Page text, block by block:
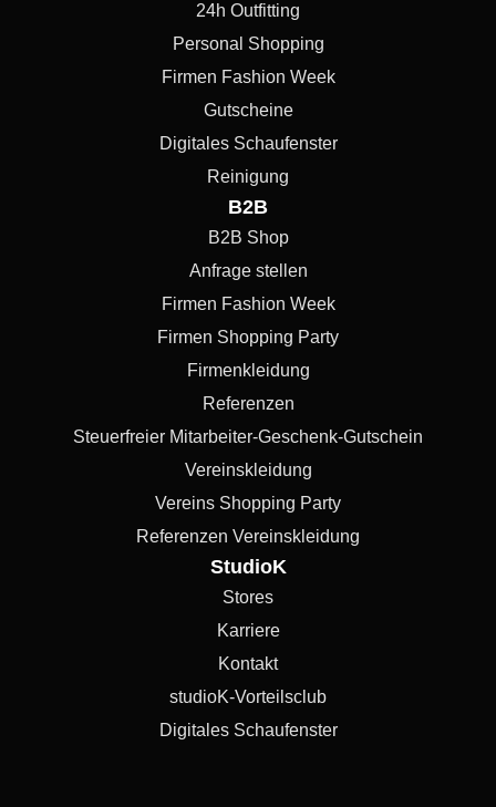
24h Outfitting
Personal Shopping
Firmen Fashion Week
Gutscheine
Digitales Schaufenster
Reinigung
B2B
B2B Shop
Anfrage stellen
Firmen Fashion Week
Firmen Shopping Party
Firmenkleidung
Referenzen
Steuerfreier Mitarbeiter-Geschenk-Gutschein
Vereinskleidung
Vereins Shopping Party
Referenzen Vereinskleidung
StudioK
Stores
Karriere
Kontakt
studioK-Vorteilsclub
Digitales Schaufenster